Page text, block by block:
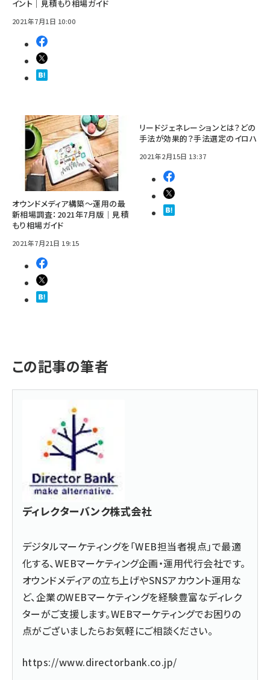
イント｜見積もり相場ガイド
2021年7月1日 10:00
オウンドメディア構築〜運用の最
新相場調査：2021年7月版｜見積
もり相場ガイド
2021年7月21日 19:15
リードジェネレーションとは？どの
手法が効果的？手法選定のイロハ
2021年2月15日 13:37
この記事の筆者
ディレクターバンク株式会社
デジタルマーケティングを「WEB担当者視点」で最適
化する、WEBマーケティング企画・運用代行会社です。
オウンドメディアの立ち上げやSNSアカウント運用な
ど、企業のWEBマーケティングを経験豊富なディレク
ターがご支援します。WEBマーケティングでお困りの
点がございましたらお気軽にご相談ください。
https://www.directorbank.co.jp/